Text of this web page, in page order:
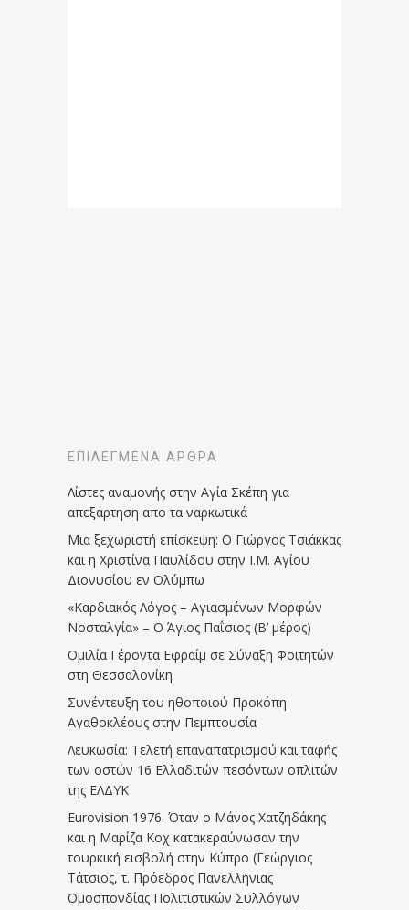
ΕΠΙΛΕΓΜΈΝΑ ΆΡΘΡΑ
Λίστες αναμονής στην Αγία Σκέπη για
απεξάρτηση απο τα ναρκωτικά
Μια ξεχωριστή επίσκεψη: Ο Γιώργος Τσιάκκας
και η Χριστίνα Παυλίδου στην Ι.Μ. Αγίου
Διονυσίου εν Ολύμπω
«Καρδιακός Λόγος – Αγιασμένων Μορφών
Νοσταλγία» – Ο Άγιος Παΐσιος (Β’ μέρος)
Ομιλία Γέροντα Εφραίμ σε Σύναξη Φοιτητών
στη Θεσσαλονίκη
Συνέντευξη του ηθοποιού Προκόπη
Αγαθοκλέους στην Πεμπτουσία
Λευκωσία: Τελετή επαναπατρισμού και ταφής
των οστών 16 Ελλαδιτών πεσόντων οπλιτών
της ΕΛΔΥΚ
Eurovision 1976. Όταν ο Μάνος Χατζηδάκης
και η Μαρίζα Κοχ κατακεραύνωσαν την
τουρκική εισβολή στην Κύπρο (Γεώργιος
Τάτσιος, τ. Πρόεδρος Πανελλήνιας
Ομοσπονδίας Πολιτιστικών Συλλόγων